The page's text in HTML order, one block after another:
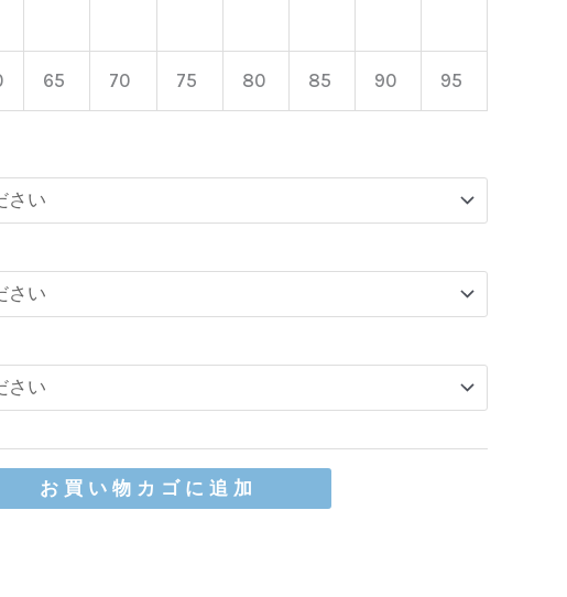
65 70 75 80 85 90 95
お買い物カゴに追加